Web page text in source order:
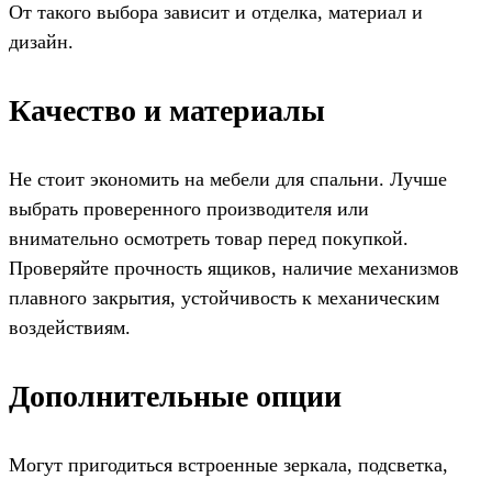
От такого выбора зависит и отделка, материал и
дизайн.
Качество и материалы
Не стоит экономить на мебели для спальни. Лучше
выбрать проверенного производителя или
внимательно осмотреть товар перед покупкой.
Проверяйте прочность ящиков, наличие механизмов
плавного закрытия, устойчивость к механическим
воздействиям.
Дополнительные опции
Могут пригодиться встроенные зеркала, подсветка,